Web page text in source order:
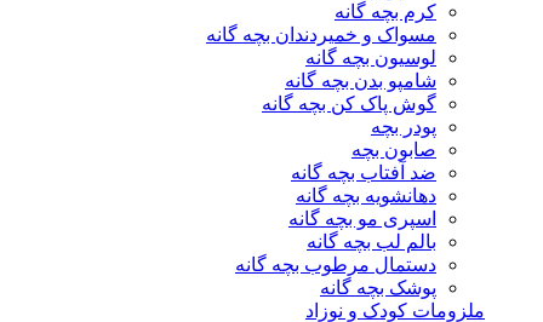
کرم بچه گانه
مسواک و خمیردندان بچه گانه
لوسیون بچه گانه
شامپو بدن بچه گانه
گوش پاک کن بچه گانه
پودر بچه
صابون بچه
ضد آفتاب بچه گانه
دهانشویه بچه گانه
اسپری مو بچه گانه
بالم لب بچه گانه
دستمال مرطوب بچه گانه
پوشک بچه گانه
ملزومات کودک و نوزاد